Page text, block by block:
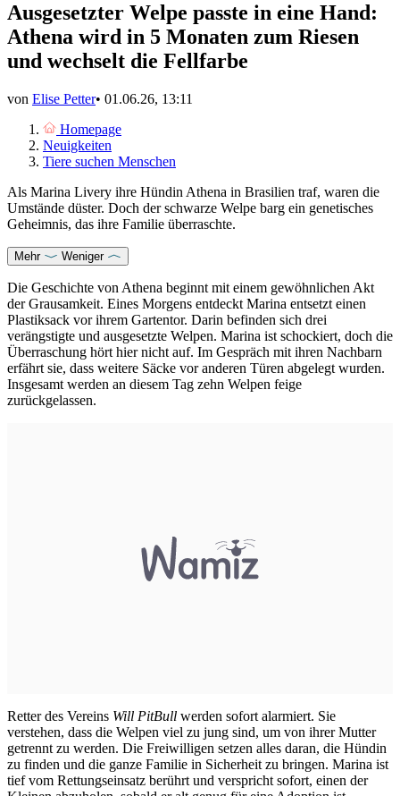
Ausgesetzter Welpe passte in eine Hand:
Athena wird in 5 Monaten zum Riesen
und wechselt die Fellfarbe
von Elise Petter• 01.06.26, 13:11
Homepage
Neuigkeiten
Tiere suchen Menschen
Als Marina Livery ihre Hündin Athena in Brasilien traf, waren die
Umstände düster. Doch der schwarze Welpe barg ein genetisches
Geheimnis, das ihre Familie überraschte.
Mehr Weniger
Die Geschichte von Athena beginnt mit einem gewöhnlichen Akt
der Grausamkeit. Eines Morgens entdeckt Marina entsetzt einen
Plastiksack vor ihrem Gartentor. Darin befinden sich drei
verängstigte und ausgesetzte Welpen. Marina ist schockiert, doch die
Überraschung hört hier nicht auf. Im Gespräch mit ihren Nachbarn
erfährt sie, dass weitere Säcke vor anderen Türen abgelegt wurden.
Insgesamt werden an diesem Tag zehn Welpen feige
zurückgelassen.
Retter des Vereins Will PitBull werden sofort alarmiert. Sie
verstehen, dass die Welpen viel zu jung sind, um von ihrer Mutter
getrennt zu werden. Die Freiwilligen setzen alles daran, die Hündin
zu finden und die ganze Familie in Sicherheit zu bringen. Marina ist
tief vom Rettungseinsatz berührt und verspricht sofort, einen der